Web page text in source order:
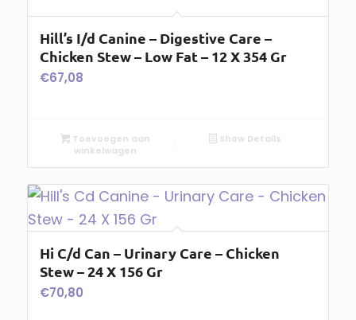
Hill’s I/d Canine – Digestive Care –
Chicken Stew – Low Fat – 12 X 354 Gr
€67,08
Toevoegen aan
winkelwagen
Show Details
Hi C/d Can – Urinary Care – Chicken
Stew – 24 X 156 Gr
€70,80